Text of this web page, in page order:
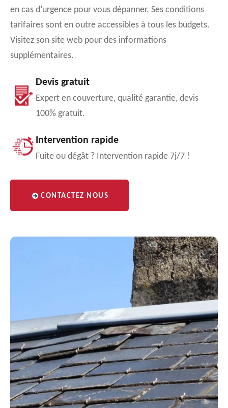
en cas d’urgence pour vous dépanner. Ses conditions
tarifaires sont en outre accessibles à tous les budgets.
Visitez son site web pour des informations
supplémentaires.
Devis gratuit
Expert en couverture, qualité garantie, devis
100% gratuit.
Intervention rapide
Fuite ou dégât ? Intervention rapide 7j/7 !
CONTACTEZ NOUS